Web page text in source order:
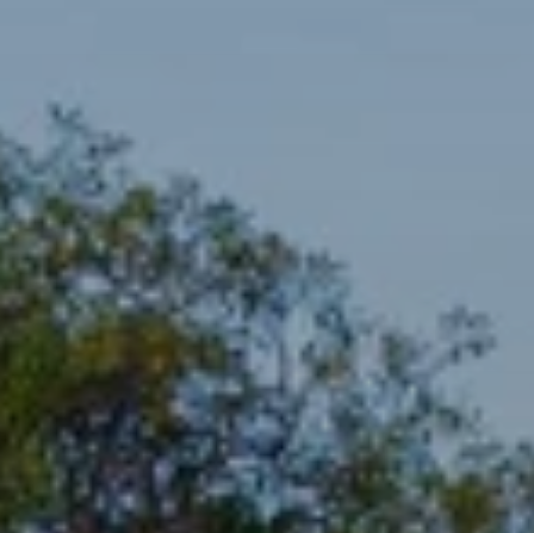
BLOG
Quiénes Somos
Acerca de nosotros
Nuestro equipo
Premios
Comentarios de nuestros clientes
Reserve con nosotros
¿Por qué reservar con nosotros?
¿Qué son los viajes a medida?
Viaje con confianza
( USD-US$)
Llame sin costo: 888 2156 556